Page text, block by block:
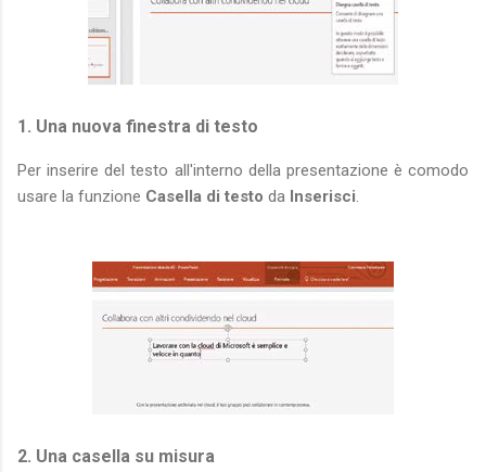
1. Una nuova finestra di testo
Per inserire del testo all'interno della presentazione è comodo
usare la funzione Casella di testo da Inserisci.
2. Una casella su misura